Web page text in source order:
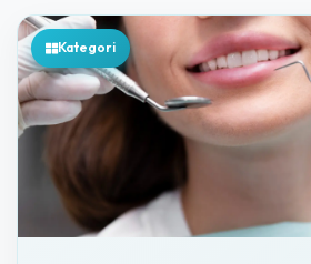
Kategori